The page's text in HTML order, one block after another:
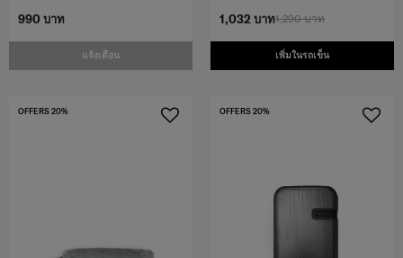
990 บาท
แจ้งเตือน
1,290 บาท
1,032 บาท
เพิ่มในรถเข็น
OFFERS 20% OFFERS 20%